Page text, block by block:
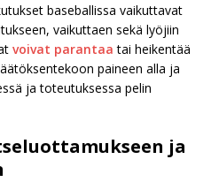
baseballissa vaikuttavat
vaikuttaen sekä lyöjiin
voivat parantaa tai heikentää
paineen alla ja
ja toteutuksessa pelin
ja